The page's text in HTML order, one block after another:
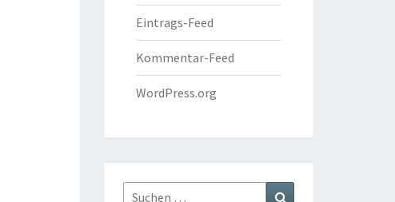
Eintrags-Feed
Kommentar-Feed
WordPress.org